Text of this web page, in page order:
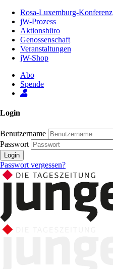
Inhalt
Seite
Rosa-Luxemburg-Konferenz
jW-Prozess
Aktionsbüro
Genossenschaft
Veranstaltungen
jW-Shop
Abo
Spende
Login
Benutzername
Passwort
Login
Passwort vergessen?